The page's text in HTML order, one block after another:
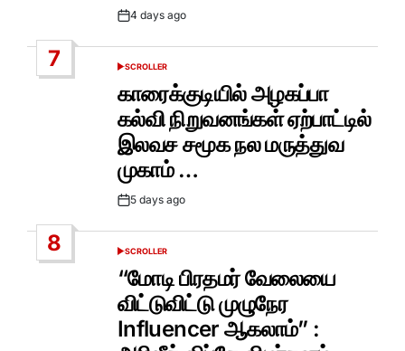
Post4 days ago
7
POSTED
SCROLLER
காரைக்குடியில் அழகப்பா
கல்வி நிறுவனங்கள் ஏற்பாட்டில்
இலவச சமூக நல மருத்துவ
முகாம் …
Post5 days ago
8
POSTED
IN
SCROLLER
“மோடி பிரதமர் வேலையை
விட்டுவிட்டு முழுநேர
Influencer ஆகலாம்” :